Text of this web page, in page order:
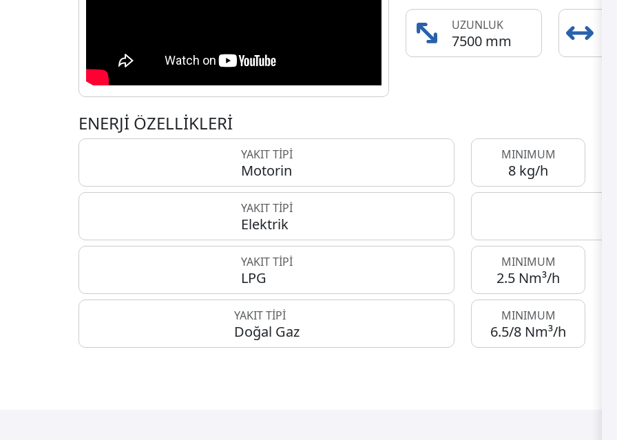
UZUNLUK
7500 mm
ENERJİ ÖZELLİKLERİ
YAKIT TİPİ
Motorin
MINIMUM
8 kg/h
YAKIT TİPİ
Elektrik
YAKIT TİPİ
LPG
MINIMUM
2.5 Nm³/h
YAKIT TİPİ
Doğal Gaz
MINIMUM
6.5/8 Nm³/h